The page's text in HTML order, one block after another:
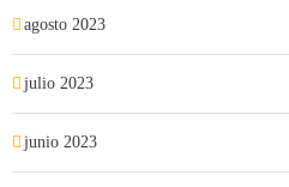
agosto 2023
julio 2023
junio 2023